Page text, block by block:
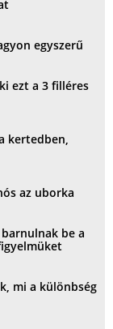
egyszerű
ezt a 3 filléres
kertedben,
az uborka
be a
mi a különbség